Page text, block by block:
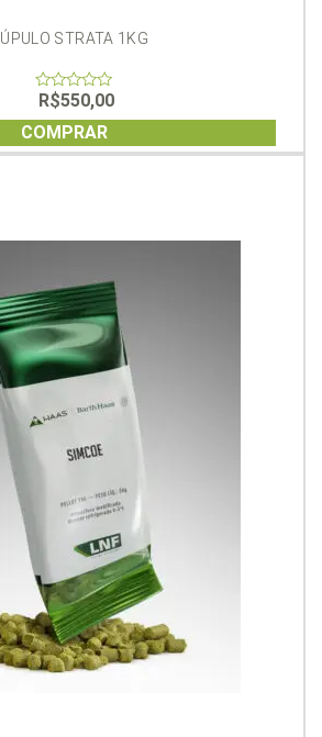
LÚPULO STRATA 1KG
0
out
of
5
R$550,00
COMPRAR